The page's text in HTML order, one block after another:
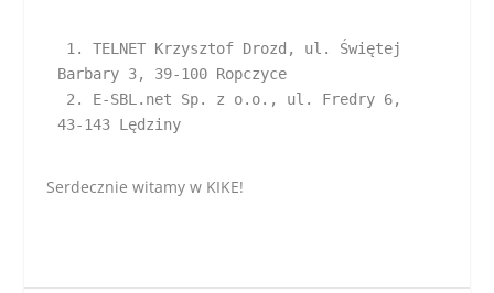
Barbary 3, 39-100 Ropczyce
43-143 Lędziny
Serdecznie witamy w KIKE!